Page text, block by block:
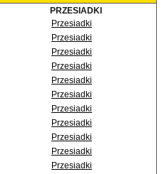
PRZESIADKI
Przesiadki
Przesiadki
Przesiadki
Przesiadki
Przesiadki
Przesiadki
Przesiadki
Przesiadki
Przesiadki
Przesiadki
Przesiadki